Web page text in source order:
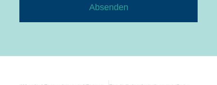
Absenden